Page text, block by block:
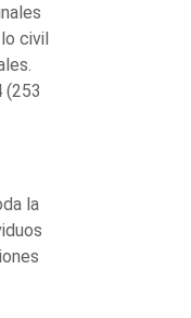
civil
(253
la